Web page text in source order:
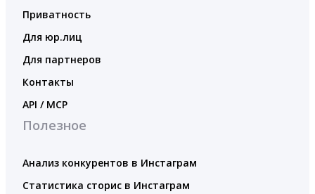
Приватность
Для юр.лиц
Для партнеров
Контакты
API / MCP
Полезное
Анализ конкурентов в Инстаграм
Статистика сторис в Инстаграм